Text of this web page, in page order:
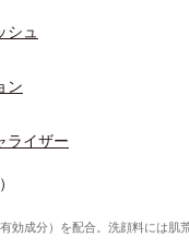
シュ
ン
ライザー
成分）を配合。洗顔料には肌